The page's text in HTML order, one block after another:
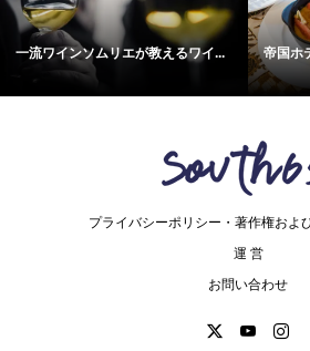
一流ワインソムリエが教えるワイ... 帝国ホ
プライバシーポリシー・著作権およ
運 営
お問い合わせ